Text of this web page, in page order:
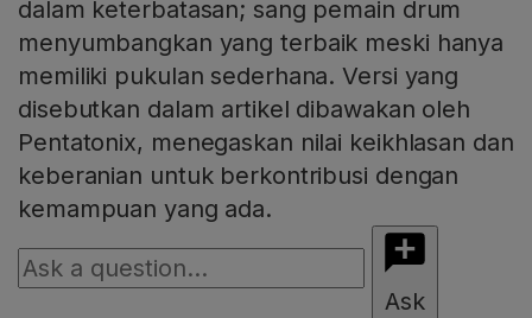
dalam keterbatasan; sang pemain drum
menyumbangkan yang terbaik meski hanya
memiliki pukulan sederhana. Versi yang
disebutkan dalam artikel dibawakan oleh
Pentatonix, menegaskan nilai keikhlasan dan
keberanian untuk berkontribusi dengan
kemampuan yang ada.
Ask